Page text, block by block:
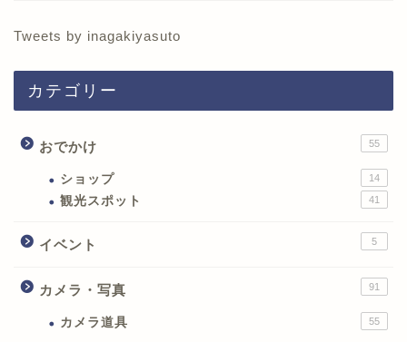
Tweets by inagakiyasuto
カテゴリー
おでかけ 55
ショップ 14
観光スポット 41
イベント 5
カメラ・写真 91
カメラ道具 55